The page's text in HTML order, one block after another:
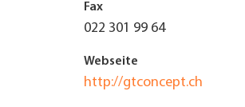
Fax
022 301 99 64
Webseite
http://gtconcept.ch